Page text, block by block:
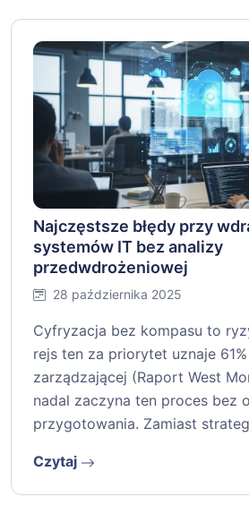
Najczęstsze błędy przy
systemów IT bez analizy
przedwdrożeniowej
28 października 2025
Cyfryzacja bez kompasu to
rejs ten za priorytet uznaje
zarządzającej (Raport West
nadal zaczyna ten proces bez
przygotowania. Zamiast
Czytaj